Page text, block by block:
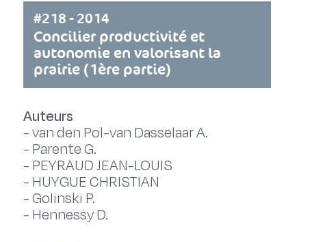
#218 - 2014
Concilier productivité et
autonomie en valorisant la
prairie (1ère partie)
Auteurs
-van den Pol-van Dasselaar A.
- Parente G.
- PEYRAUD JEAN-LOUIS
- HUYGUE CHRISTIAN
-Golinski P.
- Hennessy D.